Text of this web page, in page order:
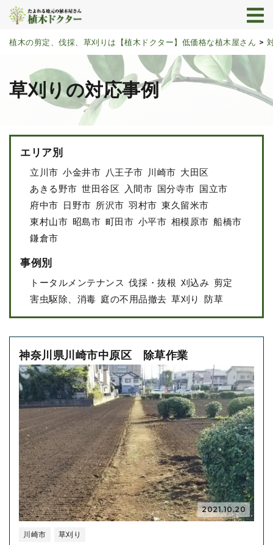
植木の剪定、伐採、草刈りは【植木ドクター】低価格な植木屋さん >
草刈りの対応事例
エリア別
立川市 小金井市 八王子市 川崎市 大田区
あきる野市 世田谷区 入間市 国分寺市 国立市
府中市 日野市 所沢市 羽村市 東久留米市
東村山市 昭島市 町田市 小平市 相模原市 船橋市
鎌倉市
事例別
トータルメンテナンス 伐採・抜根 刈込み 剪定
害虫駆除、消毒 庭の不用品撤去 草刈り 防草
神奈川県川崎市中原区 除草作業
2021.10.20
川崎市 草刈り